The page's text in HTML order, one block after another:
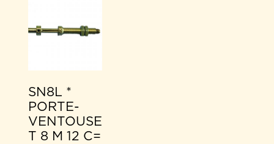
SN8L *
PORTE-
VENTOUSE
T 8 M 12 C=